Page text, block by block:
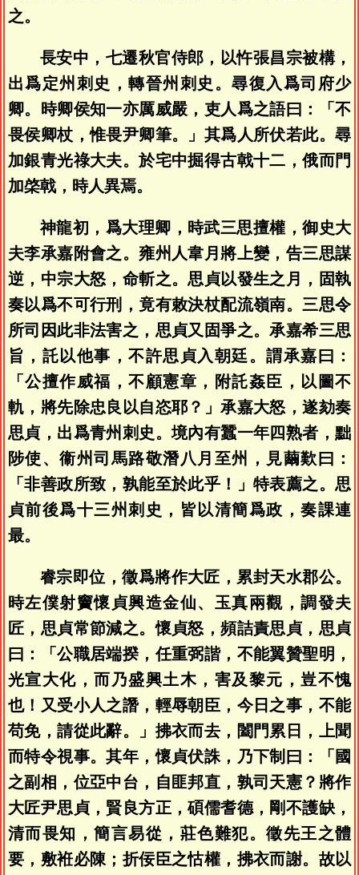
之。
長安中，七遷秋官侍郎，以忤張昌宗被構，
出爲定州刺史，轉晉州刺史。尋復入爲司府少
卿。時卿侯知一亦厲威嚴，吏人爲之語曰：「不
畏侯卿杖，惟畏尹卿筆。」其爲人所伏若此。尋
加銀青光祿大夫。於宅中掘得古戟十二，俄而門
加棨戟，時人異焉。
神龍初，爲大理卿，時武三思擅權，御史大
夫李承嘉附會之。雍州人韋月將上變，告三思謀
逆，中宗大怒，命斬之。思貞以發生之月，固執
奏以爲不可行刑，竟有敕決杖配流嶺南。三思令
所司因此非法害之，思貞又固爭之。承嘉希三思
旨，託以他事，不許思貞入朝廷。謂承嘉曰：
「公擅作威福，不顧憲章，附託姦臣，以圖不
軌，將先除忠良以自恣耶？」承嘉大怒，遂劾奏
思貞，出爲青州刺史。境內有蠶一年四熟者，黜
陟使、衞州司馬路敬潛八月至州，見繭歎曰：
「非善政所致，孰能至於此乎！」特表薦之。思
貞前後爲十三州刺史，皆以清簡爲政，奏課連
最。
睿宗即位，徵爲將作大匠，累封天水郡公。
時左僕射竇懷貞興造金仙、玉真兩觀，調發夫
匠，思貞常節減之。懷貞怒，頻詰責思貞，思貞
曰：「公職居端揆，任重弼諧，不能翼贊聖明，
光宣大化，而乃盛興土木，害及黎元，豈不愧
也！又受小人之譖，輕辱朝臣，今日之事，不能
苟免，請從此辭。」拂衣而去，闔門累日，上聞
而特令視事。其年，懷貞伏誅，乃下制曰：「國
之副相，位亞中台，自匪邦直，孰司天憲？將作
大匠尹思貞，賢良方正，碩儒耆德，剛不護缺，
清而畏知，簡言易從，莊色難犯。徵先王之體
要，敷袵必陳；折佞臣之怙權，拂衣而謝。故以